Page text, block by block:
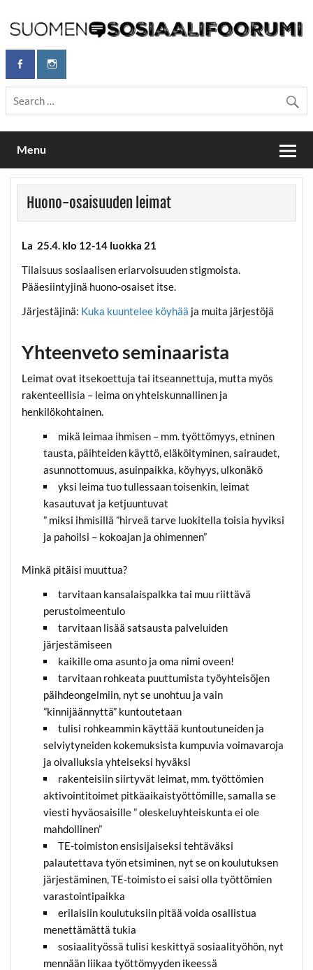
content
Maailmanparannuspäivät / Suomen
Sosiaalifoorumi
Maailmanparannuspäivät Lapinlahden Lähteellä, Helsingissä
26.–27.9.2026
Menu
Huono-osaisuuden leimat
La 25.4. klo 12-14 luokka 21
Tilaisuus sosiaalisen eriarvoisuuden stigmoista.
Pääesiintyjinä huono-osaiset itse.
Järjestäjinä: Kuka kuuntelee köyhää ja muita järjestöjä
Yhteenveto seminaarista
Leimat ovat itsekoettuja tai itseannettuja, mutta myös
rakenteellisia – leima on yhteiskunnallinen ja
henkilökohtainen.
mikä leimaa ihmisen – mm. työttömyys, etninen
tausta, päihteiden käyttö, eläköityminen, sairaudet,
asunnottomuus, asuinpaikka, köyhyys, ulkonäkö
yksi leima tuo tullessaan toisenkin, leimat
kasautuvat ja ketjuuntuvat
” miksi ihmisillä ”hirveä tarve luokitella toisia hyviksi
ja pahoilsi – kokoajan ja ohimennen”
Minkä pitäisi muuttua?
tarvitaan kansalaispalkka tai muu riittävä
perustoimeentulo
tarvitaan lisää satsausta palveluiden
järjestämiseen
kaikille oma asunto ja oma nimi oveen!
tarvitaan rohkeata puuttumista työyhteisöjen
päihdeongelmiin, nyt se unohtuu ja vain
”kinnijäännyttä” kuntoutetaan
tulisi rohkeammin käyttää kuntoutuneiden ja
selviytyneiden kokemuksista kumpuvia voimavaroja
ja oivalluksia yhteiseksi hyväksi
rakenteisiin siirtyvät leimat, mm. työttömien
aktivointitoimet pitkäaikaistyöttömille, samalla se
viesti hyväosaisille ” oleskeluyhteiskunta ei ole
mahdollinen”
TE-toimiston ensisijaiseksi tehtäväksi
palautettava työn etsiminen, nyt se on koulutuksen
järjestäminen, TE-toimisto ei saisi olla työttömien
varastointipaikka
erilaisiin koulutuksiin pitää voida osallistua
menettämättä tukia
sosiaalityössä tulisi keskittyä sosiaalityöhön, nyt
mennään liikaa työttömyyden ikeessä